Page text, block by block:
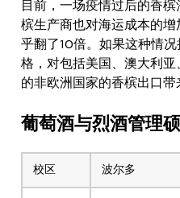
目前，一场疫情过后的香
槟生产商也对海运成本的
乎翻了10倍。如果这种情
格，对包括美国、澳大利
的非欧洲国家的香槟出口带
葡萄酒与烈酒管理
校区 波尔多